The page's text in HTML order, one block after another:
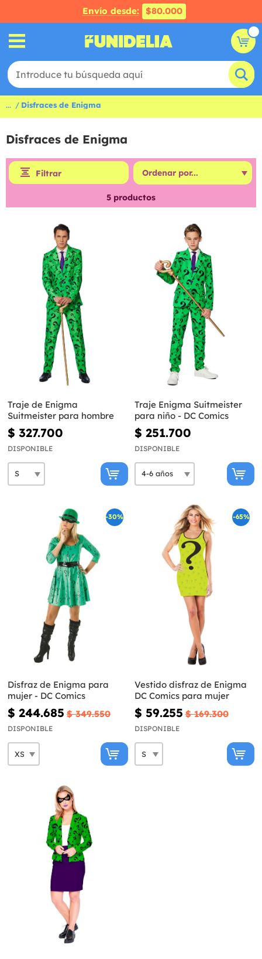
Envío desde: $80.000
... Disfraces de Enigma
Disfraces de Enigma
Filtrar
5 productos
Traje de Enigma
Suitmeister para hombre
$ 327.700
DISPONIBLE
Traje Enigma Suitmeister
para niño - DC Comics
$ 251.700
DISPONIBLE
-30%
Disfraz de Enigma para
mujer - DC Comics
$ 244.685 $ 349.550
DISPONIBLE
-65%
Vestido disfraz de Enigma
DC Comics para mujer
$ 59.255 $ 169.300
DISPONIBLE